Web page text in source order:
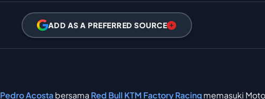
ADD AS A PREFERRED SOURCE
Pedro Acostabersama Red Bull KTM Factory Racingmemasuki